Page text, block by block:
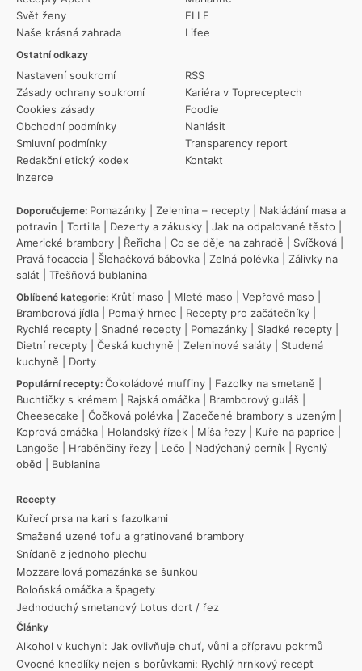
Svět ženy
Naše krásná zahrada
Ostatní odkazy
Nastavení soukromí
Zásady ochrany soukromí
Cookies zásady
Obchodní podmínky
Smluvní podmínky
Redakční etický kodex
Inzerce
RSS
Kariéra v Topreceptech
Foodie
Nahlásit
Transparency report
Kontakt
ELLE
Lifee
Doporučujeme: Pomazánky Zelenina – recepty
Nakládání masa a
potravin
Tortilla Dezerty a zákusky Jak na odpalované těsto
Americké brambory
Řeřicha Co se děje na zahradě Svíčková
Pravá focaccia
Šlehačková bábovka Zelná polévka
Zálivky na
salát
Třešňová bublanina
Oblíbené kategorie: Krůtí maso Mleté maso Vepřové maso
Bramborová jídla
Pomalý hrnec Recepty pro začátečníky
Rychlé recepty
Snadné recepty Pomazánky Sladké recepty
Dietní recepty
Česká kuchyně Zeleninové saláty
Studená
kuchyně
Dorty
Populární recepty: Čokoládové muffiny Fazolky na smetaně
Buchtičky s krémem
Rajská omáčka Bramborový guláš
Cheesecake
Čočková polévka Zapečené brambory s uzeným
Koprová omáčka
Holandský řízek Míša řezy Kuře na paprice
Langoše
Hraběnčiny řezy Lečo Nadýchaný perník
Rychlý
oběd
Bublanina
Recepty
Kuřecí prsa na kari s fazolkami
Smažené uzené tofu a gratinované brambory
Snídaně z jednoho plechu
Mozzarellová pomazánka se šunkou
Boloňská omáčka a špagety
Jednoduchý smetanový Lotus dort / řez
Články
Alkohol v kuchyni: Jak ovlivňuje chuť, vůni a přípravu pokrmů
Ovocné knedlíky nejen s borůvkami: Rychlý hrnkový recept